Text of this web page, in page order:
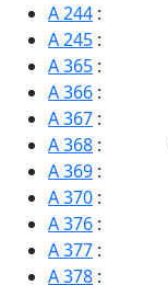
A 244 :
A 245 :
A 365 :
A 366 :
A 367 :
A 368 :
A 369 :
A 370 :
A 376 :
A 377 :
A 378 :